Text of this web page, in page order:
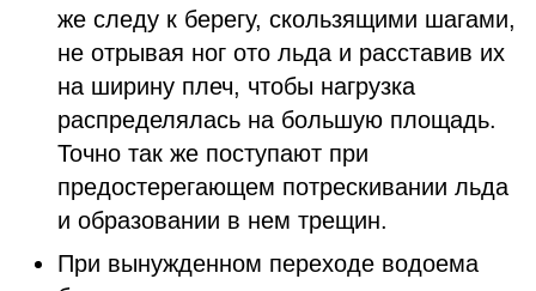
же следу к берегу, скользящими шагами,
не отрывая ног ото льда и расставив их
на ширину плеч, чтобы нагрузка
распределялась на большую площадь.
Точно так же поступают при
предостерегающем потрескивании льда
и образовании в нем трещин.
При вынужденном переходе водоема